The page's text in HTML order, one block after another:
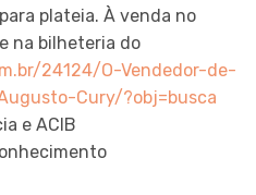
plateia. À venda no
na bilheteria do
24124/O-Vendedor-de-
Cury/?obj=busca
e ACIB